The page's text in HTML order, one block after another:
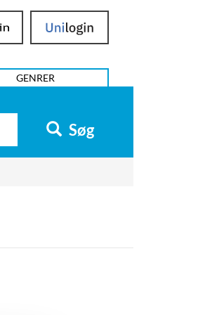
UniLogin
GENRER
Søg